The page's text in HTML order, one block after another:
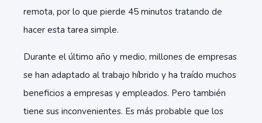
remota, por lo que pierde 45 minutos tratando de
hacer esta tarea simple.
Durante el último año y medio, millones de empresas
se han adaptado al trabajo híbrido y ha traído muchos
beneficios a empresas y empleados. Pero también
tiene sus inconvenientes. Es más probable que los